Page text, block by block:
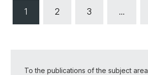
1 2 3 ...
To the publications of the subject area